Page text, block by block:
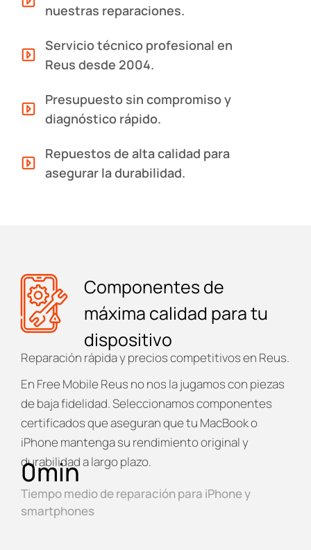
nuestras reparaciones.
Servicio técnico profesional en
Reus desde 2004.
Presupuesto sin compromiso y
diagnóstico rápido.
Repuestos de alta calidad para
asegurar la durabilidad.
Componentes de
máxima calidad para tu
dispositivo
Reparación rápida y precios competitivos en Reus.
En Free Mobile Reus no nos la jugamos con piezas
de baja fidelidad. Seleccionamos componentes
certificados que aseguran que tu MacBook o
iPhone mantenga su rendimiento original y
durabilidad a largo plazo.
Tiempo medio de reparación para iPhone y
smartphones
0min